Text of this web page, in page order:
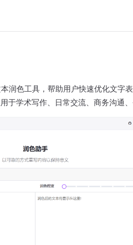
润色工具，帮助用户快速优化文字
于学术写作、日常交流、商务沟通